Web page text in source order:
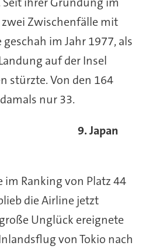
zwei Zwischenfälle mit
im Jahr 1977, als
auf der Insel
stürzte. Von den 164
nur 33.
9. Japan
Ranking von Platz 44
die Airline jetzt
Unglück ereignete
von Tokio nach